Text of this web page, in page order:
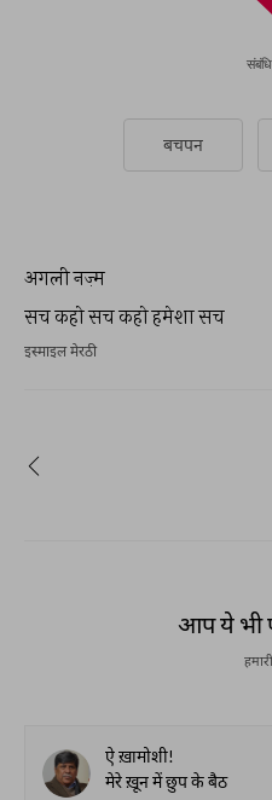
बचपन
अगली नज़्म
सच कहो सच कहो हमेशा सच
इस्माइल मेरठी
आप ये भी
ऐ ख़ामोशी!
मेरे ख़ून में छुप के बैठ